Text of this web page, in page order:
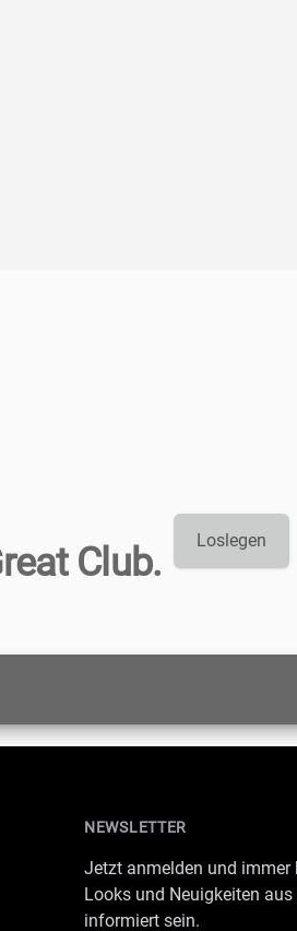
Club.
Loslegen
NEWSLETTER
Jetzt anmelden und immer
Looks und Neuigkeiten
informiert sein.